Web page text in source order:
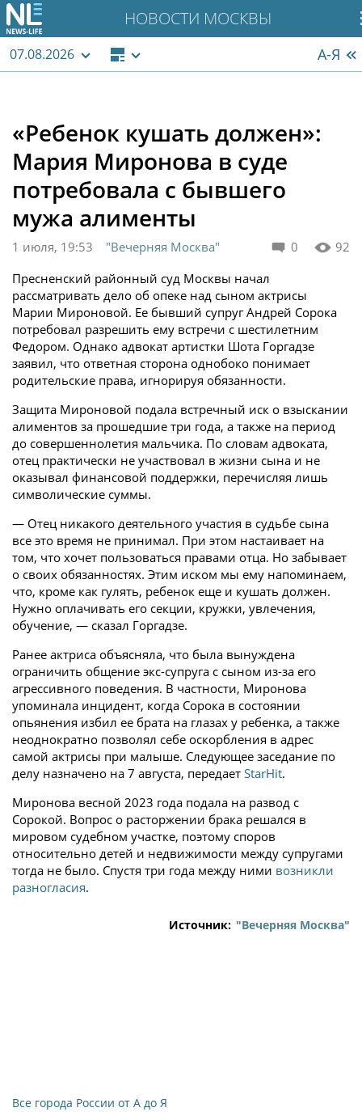
НОВОСТИ МОСКВЫ
07.08.2026 А-Я
«Ребенок кушать должен»:
Мария Миронова в суде
потребовала с бывшего
мужа алименты
0 92
1 июля, 19:53
"Вечерняя Москва"
Пресненский районный суд Москвы начал
рассматривать дело об опеке над сыном актрисы
Марии Мироновой. Ее бывший супруг Андрей Сорока
потребовал разрешить ему встречи с шестилетним
Федором. Однако адвокат артистки Шота Горгадзе
заявил, что ответная сторона однобоко понимает
родительские права, игнорируя обязанности.
Защита Мироновой подала встречный иск о взыскании
алиментов за прошедшие три года, а также на период
до совершеннолетия мальчика. По словам адвоката,
отец практически не участвовал в жизни сына и не
оказывал финансовой поддержки, перечисляя лишь
символические суммы.
— Отец никакого деятельного участия в судьбе сына
все это время не принимал. При этом настаивает на
том, что хочет пользоваться правами отца. Но забывает
о своих обязанностях. Этим иском мы ему напоминаем,
что, кроме как гулять, ребенок еще и кушать должен.
Нужно оплачивать его секции, кружки, увлечения,
обучение, — сказал Горгадзе.
Ранее актриса объясняла, что была вынуждена
ограничить общение экс-супруга с сыном из-за его
агрессивного поведения. В частности, Миронова
упоминала инцидент, когда Сорока в состоянии
опьянения избил ее брата на глазах у ребенка, а также
неоднократно позволял себе оскорбления в адрес
самой актрисы при малыше. Следующее заседание по
делу назначено на 7 августа, передает StarHit.
Миронова весной 2023 года подала на развод с
Сорокой. Вопрос о расторжении брака решался в
мировом судебном участке, поэтому споров
относительно детей и недвижимости между супругами
тогда не было. Спустя три года между ними возникли
разногласия.
Источник: "Вечерняя Москва"
Все города России от А до Я